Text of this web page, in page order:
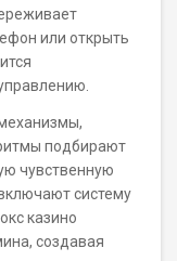
или открыть
подбирают
чувственную
систему
казино
создавая